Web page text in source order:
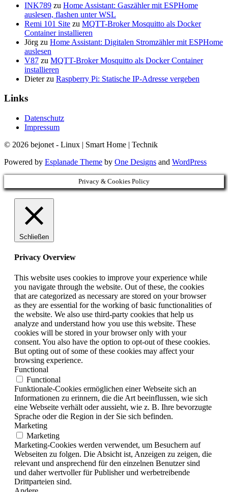
INK789 zu Home Assistant: Gaszähler mit ESPHome
auslesen, flashen unter WSL
Remi 101 Site zu MQTT-Broker Mosquitto als Docker
Container installieren
Jörg zu Home Assistant: Digitalen Stromzähler mit ESPHome
auslesen
V87 zu MQTT-Broker Mosquitto als Docker Container
installieren
Dieterzu Raspberry Pi: Statische IP-Adresse vergeben
Links
Datenschutz
Impressum
© 2026 bejonet - Linux | Smart Home | Technik
Powered by Esplanade Theme by One Designs and WordPress
Privacy & Cookies Policy
Schließen
Privacy Overview
This website uses cookies to improve your experience while
you navigate through the website. Out of these, the cookies
that are categorized as necessary are stored on your browser
as they are essential for the working of basic functionalities of
the website. We also use third-party cookies that help us
analyze and understand how you use this website. These
cookies will be stored in your browser only with your
consent. You also have the option to opt-out of these cookies.
But opting out of some of these cookies may affect your
browsing experience.
Functional
Functional
Funktionale-Cookies ermöglichen einer Webseite sich an
Informationen zu erinnern, die die Art beeinflussen, wie sich
eine Webseite verhält oder aussieht, wie z. B. Ihre bevorzugte
Sprache oder die Region in der Sie sich befinden.
Marketing
Marketing
Marketing-Cookies werden verwendet, um Besuchern auf
Webseiten zu folgen. Die Absicht ist, Anzeigen zu zeigen, die
relevant und ansprechend für den einzelnen Benutzer sind
und daher wertvoller für Publisher und werbetreibende
Drittparteien sind.